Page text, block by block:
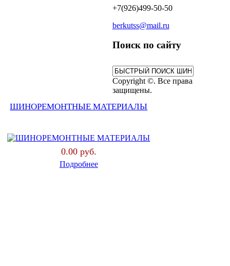
ШИНОРЕМОНТНЫЕ МАТЕРИАЛЫ
0.00 руб.
Подробнее
+7(926)499-50-50
berkutss@mail.ru
Поиск по сайту
Copyright ©. Все права
защищены.